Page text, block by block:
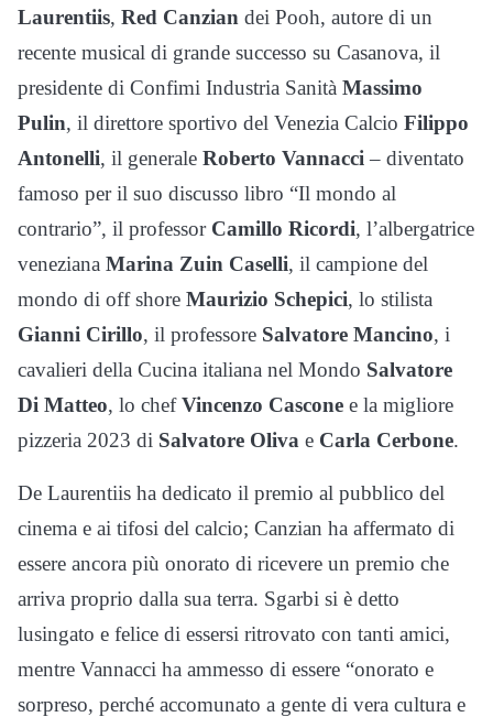
Laurentiis, Red Canzian dei Pooh, autore di un
recente musical di grande successo su Casanova, il
presidente di Confimi Industria Sanità Massimo
Pulin, il direttore sportivo del Venezia Calcio Filippo
Antonelli, il generale Roberto Vannacci – diventato
famoso per il suo discusso libro “Il mondo al
contrario”, il professor Camillo Ricordi, l’albergatrice
veneziana Marina Zuin Caselli, il campione del
mondo di off shore Maurizio Schepici, lo stilista
Gianni Cirillo, il professore Salvatore Mancino, i
cavalieri della Cucina italiana nel Mondo Salvatore
Di Matteo, lo chefVincenzo Cascone e la migliore
pizzeria 2023 di Salvatore Oliva e Carla Cerbone.
De Laurentiis ha dedicato il premio al pubblico del
cinema e ai tifosi del calcio; Canzian ha affermato di
essere ancora più onorato di ricevere un premio che
arriva proprio dalla sua terra. Sgarbi si è detto
lusingato e felice di essersi ritrovato con tanti amici,
mentre Vannacci ha ammesso di essere “onorato e
sorpreso, perché accomunato a gente di vera cultura e